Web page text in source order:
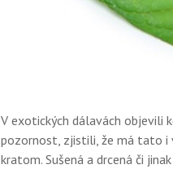
V exotických dálavách objevili
pozornost, zjistili, že má tato
kratom. Sušená a drcená či